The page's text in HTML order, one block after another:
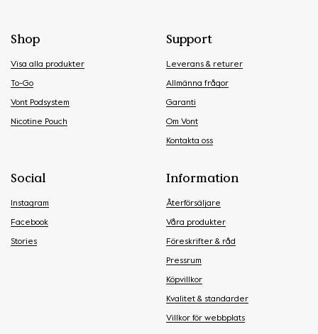
Shop
Visa alla produkter
To-Go
Vont Podsystem
Nicotine Pouch
Support
Leverans & returer
Allmänna frågor
Garanti
Om Vont
Kontakta oss
Social
Instagram
Facebook
Stories
Information
Återförsäljare
Våra produkter
Föreskrifter & råd
Pressrum
Köpvillkor
Kvalitet & standarder
Villkor för webbplats